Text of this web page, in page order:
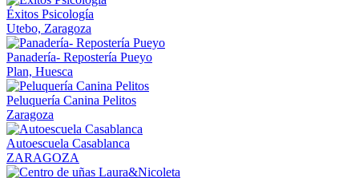
Éxitos Psicología
Utebo, Zaragoza
Panadería- Repostería Pueyo
Plan, Huesca
Peluquería Canina Pelitos
Zaragoza
Autoescuela Casablanca
ZARAGOZA